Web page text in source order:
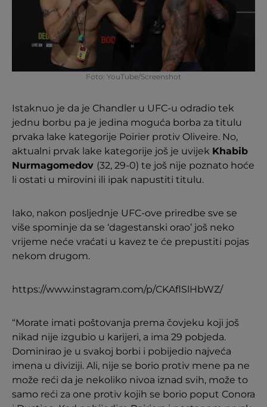
Foto: YouTube/Screenshot
Istaknuo je da je Chandler u UFC-u odradio tek
jednu borbu pa je jedina moguća borba za titulu
prvaka lake kategorije Poirier protiv Oliveire. No,
aktualni prvak lake kategorije još je uvijek Khabib
Nurmagomedov (32, 29-0) te još nije poznato hoće
li ostati u mirovini ili ipak napustiti titulu.
Iako, nakon posljednje UFC-ove priredbe sve se
više spominje da se ‘dagestanski orao’ još neko
vrijeme neće vraćati u kavez te će prepustiti pojas
nekom drugom.
https://www.instagram.com/p/CKAflSlHbWZ/
“Morate imati poštovanja prema čovjeku koji još
nikad nije izgubio u karijeri, a ima 29 pobjeda.
Dominirao je u svakoj borbi i pobijedio najveća
imena u diviziji. Ali, nije se borio protiv mene pa ne
može reći da je nekoliko nivoa iznad svih, može to
samo reći za one protiv kojih se borio poput Conora